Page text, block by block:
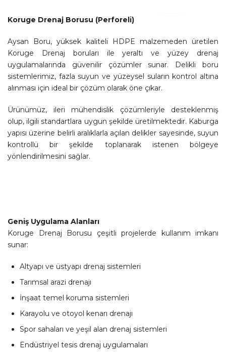
Koruge Drenaj Borusu (Perforeli)
Aysan Boru, yüksek kaliteli HDPE malzemeden üretilen
Koruge Drenaj boruları ile yeraltı ve yüzey drenaj
uygulamalarında güvenilir çözümler sunar. Delikli boru
sistemlerimiz, fazla suyun ve yüzeysel suların kontrol altına
alınması için ideal bir çözüm olarak öne çıkar.
Ürünümüz, ileri mühendislik çözümleriyle desteklenmiş
olup, ilgili standartlara uygun şekilde üretilmektedir. Kaburga
yapısı üzerine belirli aralıklarla açılan delikler sayesinde, suyun
kontrollü bir şekilde toplanarak istenen bölgeye
yönlendirilmesini sağlar.
Geniş Uygulama Alanları
Koruge Drenaj Borusu çeşitli projelerde kullanım imkanı
sunar:
Altyapı ve üstyapı drenaj sistemleri
Tarımsal arazi drenajı
İnşaat temel koruma sistemleri
Karayolu ve otoyol kenarı drenajı
Spor sahaları ve yeşil alan drenaj sistemleri
Endüstriyel tesis drenaj uygulamaları